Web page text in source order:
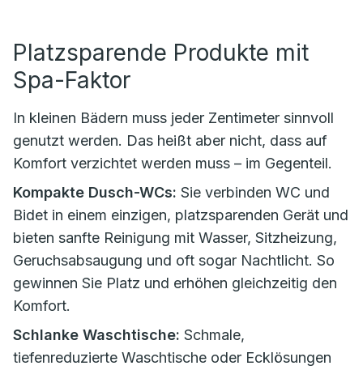
Platzsparende Produkte mit
Spa-Faktor
In kleinen Bädern muss jeder Zentimeter sinnvoll
genutzt werden. Das heißt aber nicht, dass auf
Komfort verzichtet werden muss – im Gegenteil.
Kompakte Dusch-WCs: Sie verbinden WC und
Bidet in einem einzigen, platzsparenden Gerät und
bieten sanfte Reinigung mit Wasser, Sitzheizung,
Geruchsabsaugung und oft sogar Nachtlicht. So
gewinnen Sie Platz und erhöhen gleichzeitig den
Komfort.
Schlanke Waschtische: Schmale,
tiefenreduzierte Waschtische oder Ecklösungen